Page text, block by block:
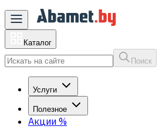
Каталог
Поиск
Услуги
Полезное
Акции %